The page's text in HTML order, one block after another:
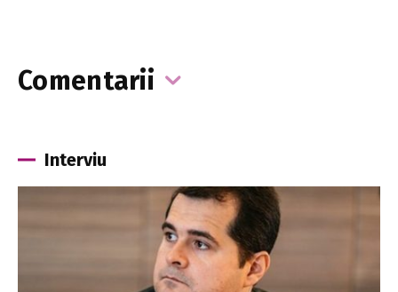
Comentarii
Interviu